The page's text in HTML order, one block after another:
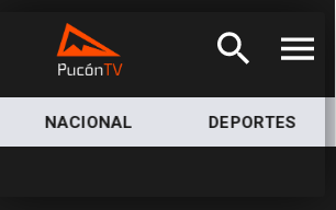
NACIONAL DEPORTES